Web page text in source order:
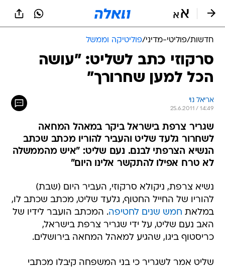
חדשות/פוליטי-מדיני/פוליטיקה וממשל
סרקוזי כתב לשליט: "עושה
הכל למען שחרורך"
אריאל נוי
25.6.2011 / 14:49
שגריר צרפת בישראל ביקר במאהל המחאה
לשחרור גלעד שליט והעביר להוריו מכתב שכתב
הנשיא הצרפתי לבנם. נעם שליט: "איש מהממשלה
לא טרח אפילו להתקשר אלינו היום"
נשיא צרפת, ניקולא סרקוזי, העביר היום (שבת)
להוריו של החייל החטוף, גלעד שליט, מכתב שכתב לו,
במלאת חמש שנים לחטיפה. המכתב הועבר לידיו של
האב נעם שליט, על ידי שגריר צרפת בישראל,
כריסטוף ביגו, שהגיע למאהל המחאה בירושלים.
שליט אמר לשגריר כי בני המשפחה קיבלו מכתבי